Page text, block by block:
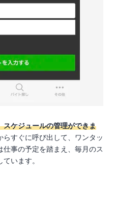
スケジュールの管理ができま
すぐに呼び出して、ワンタッ
事の予定を踏まえ、毎月のス
います。